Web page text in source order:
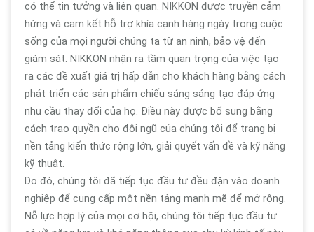
có thể tin tưởng và liên quan. NIKKON được truyền cảm
hứng và cam kết hỗ trợ khía cạnh hàng ngày trong cuộc
sống của mọi người chúng ta từ an ninh, bảo vệ đến
giám sát. NIKKON nhận ra tầm quan trọng của việc tạo
ra các đề xuất giá trị hấp dẫn cho khách hàng bằng cách
phát triển các sản phẩm chiếu sáng sáng tạo đáp ứng
nhu cầu thay đổi của họ. Điều này được bổ sung bằng
cách trao quyền cho đội ngũ của chúng tôi để trang bị
nền tảng kiến thức rộng lớn, giải quyết vấn đề và kỹ năng
kỹ thuật.
Do đó, chúng tôi đã tiếp tục đầu tư đều đặn vào doanh
nghiệp để cung cấp một nền tảng mạnh mẽ để mở rộng.
Nỗ lực hợp lý của mọi cơ hội, chúng tôi tiếp tục đầu tư